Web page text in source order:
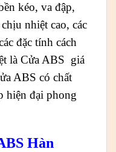
kéo, va đập,
nhiệt cao, các
đặc tính cách
là Cửa ABS giá
ABS có chất
hiện đại phong
Hàn